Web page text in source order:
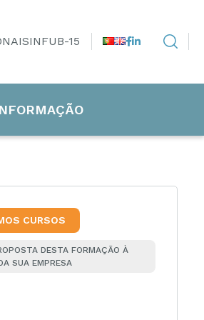
INFUB-15
CURSOS
DESTA FORMAÇÃO À
SUA EMPRESA